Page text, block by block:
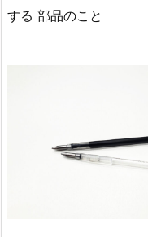
する 部品のこと